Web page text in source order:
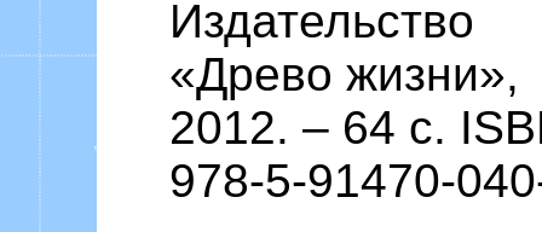
Издательство
«Древо жизни»,
2012. – 64 c.
978-5-91470-